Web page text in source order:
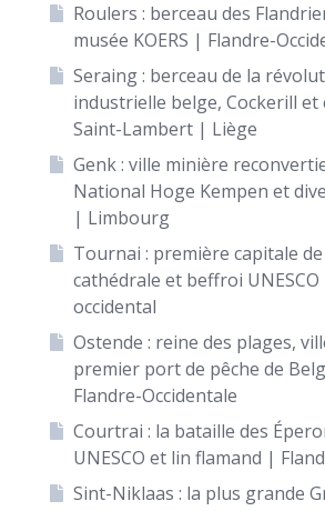
Roulers : berceau des
musée KOERS | Flandre-
Seraing : berceau de la
industrielle belge, Cockerill et
Saint-Lambert | Liège
Genk : ville minière
National Hoge Kempen et
| Limbourg
Tournai : première capitale de
cathédrale et beffroi
occidental
Ostende : reine des plages,
premier port de pêche de
Flandre-Occidentale
Courtrai : la bataille des
UNESCO et lin flamand |
Sint-Niklaas : la plus grande